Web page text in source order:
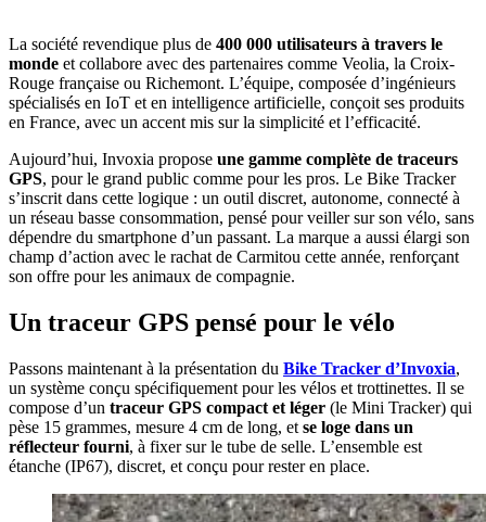
La société revendique plus de 400 000 utilisateurs à travers le
monde et collabore avec des partenaires comme Veolia, la Croix-
Rouge française ou Richemont. L’équipe, composée d’ingénieurs
spécialisés en IoT et en intelligence artificielle, conçoit ses produits
en France, avec un accent mis sur la simplicité et l’efficacité.
Aujourd’hui, Invoxia propose une gamme complète de traceurs
GPS, pour le grand public comme pour les pros. Le Bike Tracker
s’inscrit dans cette logique : un outil discret, autonome, connecté à
un réseau basse consommation, pensé pour veiller sur son vélo, sans
dépendre du smartphone d’un passant. La marque a aussi élargi son
champ d’action avec le rachat de Carmitou cette année, renforçant
son offre pour les animaux de compagnie.
Un traceur GPS pensé pour le vélo
Passons maintenant à la présentation du Bike Tracker d’Invoxia,
un système conçu spécifiquement pour les vélos et trottinettes. Il se
compose d’un traceur GPS compact et léger (le Mini Tracker) qui
pèse 15 grammes, mesure 4 cm de long, et se loge dans un
réflecteur fourni, à fixer sur le tube de selle. L’ensemble est
étanche (IP67), discret, et conçu pour rester en place.